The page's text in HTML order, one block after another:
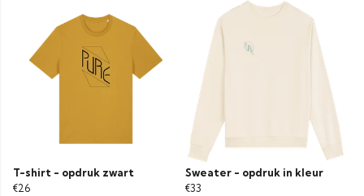
T-shirt - opdruk zwart
€26
Sweater - opdruk in kleur
€33